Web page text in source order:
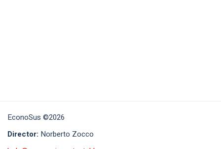
EconoSus ©2026
Director: Norberto Zocco